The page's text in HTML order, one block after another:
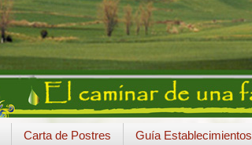
Carta de Postres Guía Establecimientos